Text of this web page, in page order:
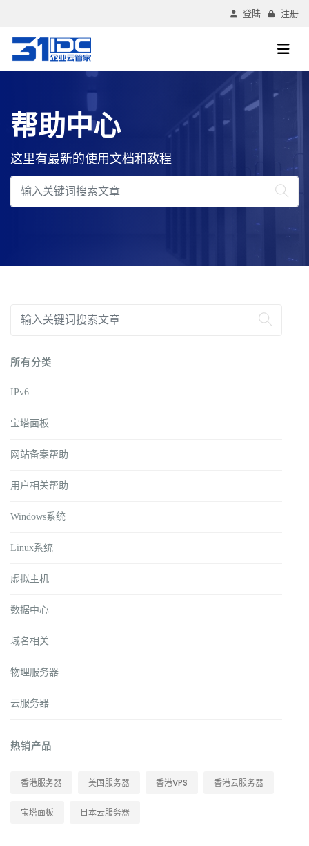
登陆 注册
帮助中心
这里有最新的使用文档和教程
所有分类
IPv6
宝塔面板
网站备案帮助
用户相关帮助
Windows系统
Linux系统
虚拟主机
数据中心
域名相关
物理服务器
云服务器
热销产品
香港服务器 美国服务器 香港VPS 香港云服务器
宝塔面板 日本云服务器